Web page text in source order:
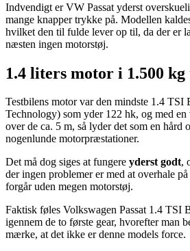
Indvendigt er VW Passat yderst
mange knapper trykke på. Modellen
hvilket den til fulde lever op til, da der er
næsten ingen motorstøj.
1.4 liters motor i 1.500
Testbilens motor var den mindste 1.4
Technology) som yder 122 hk, og med
over de ca. 5 m, så lyder det som en hård
nogenlunde motorpræstationer.
Det må dog siges at fungere yderst godt,
der ingen problemer er med at overhale
forgår uden megen motorstøj.
Faktisk føles Volkswagen Passat 1.4 TSI
igennem de to første gear, hvorefter man
mærke, at det ikke er denne models force.